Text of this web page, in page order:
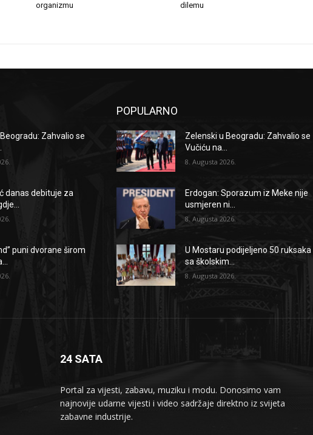
organizmu
dilemu
Zahvalio se
danas debituje za
puni dvorane širom
POPULARNO
Zelenski u Beogradu: Zahvalio se
Vučiću na...
8. Augusta 2026.
Erdogan: Sporazum iz Meke nije
usmjeren ni...
8. Augusta 2026.
U Mostaru podijeljeno 50 ruksaka
sa školskim...
8. Augusta 2026.
24 SATA
Portal za vijesti, zabavu, muziku i modu. Donosimo vam
najnovije udarne vijesti i video sadržaje direktno iz svijeta
zabavne industrije.